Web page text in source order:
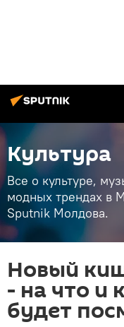
Культура
Все о культуре,
модных трендах в
Sputnik Молдова.
Новый
- на что и
будет